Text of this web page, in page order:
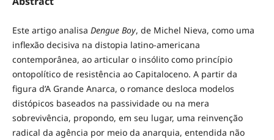
Este artigo analisa Dengue Boy, de Michel Nieva, como uma
inflexão decisiva na distopia latino-americana
contemporânea, ao articular o insólito como princípio
ontopolítico de resistência ao Capitaloceno. A partir da
figura d’A Grande Anarca, o romance desloca modelos
distópicos baseados na passividade ou na mera
sobrevivência, propondo, em seu lugar, uma reinvenção
radical da agência por meio da anarquia, entendida não